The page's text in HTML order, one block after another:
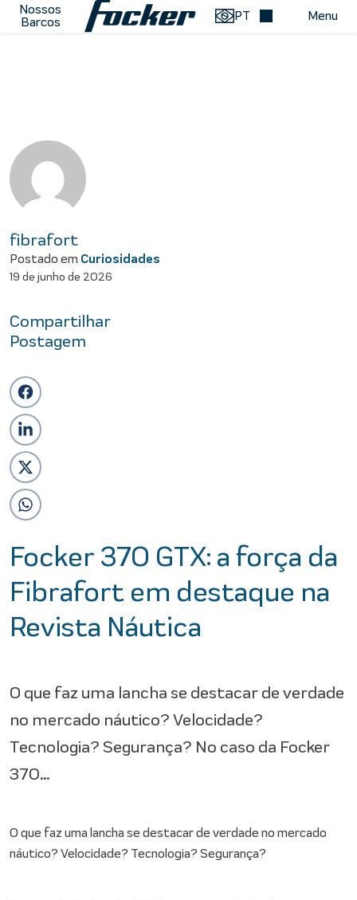
Pular para o conteúdo
Menu de Navegação
Nossos
Barcos
PT Menu
fibrafort
Postado em Curiosidades
19 de junho de 2026
Compartilhar
Postagem
Focker 370 GTX: a força da
Fibrafort em destaque na
Revista Náutica
O que faz uma lancha se destacar de verdade
no mercado náutico? Velocidade?
Tecnologia? Segurança? No caso da Focker
370...
O que faz uma lancha se destacar de verdade no mercado
náutico? Velocidade? Tecnologia? Segurança?